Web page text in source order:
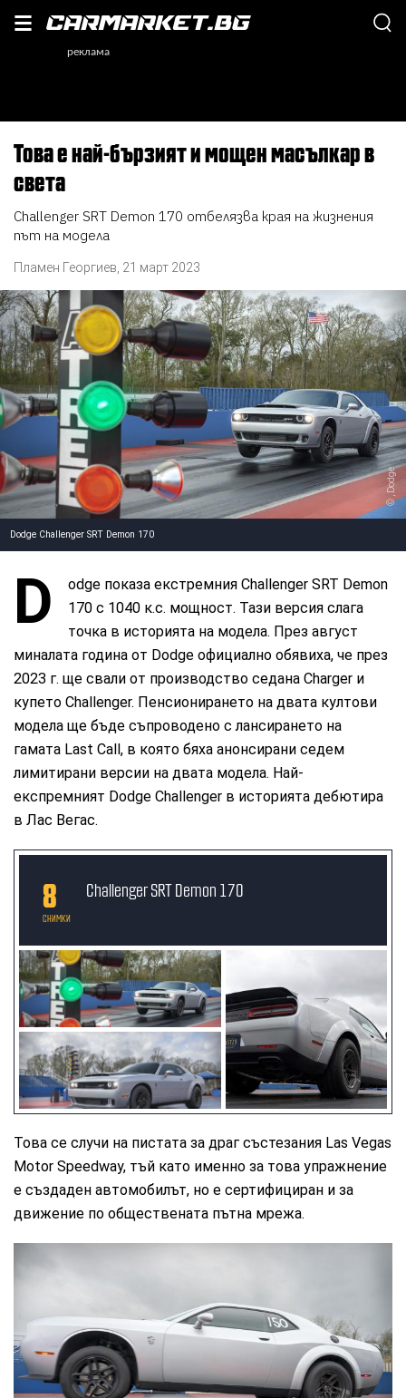
Това е най-бързият и мощен масълкар в
света
Challenger SRT Demon 170 отбелязва края на жизнения
път на модела
Пламен Георгиев 21 март 2023
, Dodge
Dodge Challenger SRT Demon 170
D
odge показа екстремния Challenger SRT Demon
170 с 1040 к.с. мощност. Тази версия слага
точка в историята на модела. През август
миналата година от Dodge официално обявиха, че през
2023 г. ще свали от производство седана Charger и
купето Challenger. Пенсионирането на двата култови
модела ще бъде съпроводено с лансирането на
гамата Last Call, в която бяха анонсирани седем
лимитирани версии на двата модела. Най-
експремният Dodge Challenger в историята дебютира
в Лас Вегас.
8
СНИМКИ
Challenger SRT Demon 170
Това се случи на пистата за драг състезания Las Vegas
Motor Speedway, тъй като именно за това упражнение
е създаден автомобилът, но е сертифициран и за
движение по обществената пътна мрежа.